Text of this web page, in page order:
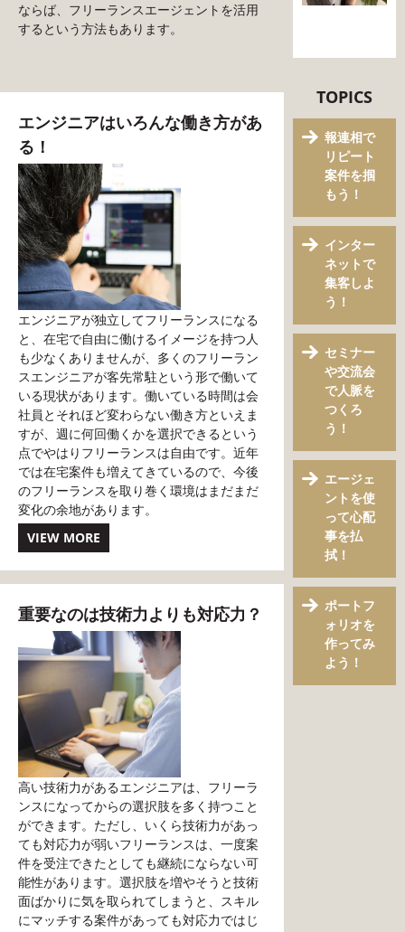
ならば、フリーランスエージェントを活用
するという方法もあります。
エンジニアはいろんな働き方があ
る！
エンジニアが独立してフリーランスになる
と、在宅で自由に働けるイメージを持つ人
も少なくありませんが、多くのフリーラン
スエンジニアが客先常駐という形で働いて
いる現状があります。働いている時間は会
社員とそれほど変わらない働き方といえま
すが、週に何回働くかを選択できるという
点でやはりフリーランスは自由です。近年
では在宅案件も増えてきているので、今後
のフリーランスを取り巻く環境はまだまだ
変化の余地があります。
VIEW MORE
重要なのは技術力よりも対応力？
高い技術力があるエンジニアは、フリーラ
ンスになってからの選択肢を多く持つこと
ができます。ただし、いくら技術力があっ
ても対応力が弱いフリーランスは、一度案
件を受注できたとしても継続にならない可
能性があります。選択肢を増やそうと技術
面ばかりに気を取られてしまうと、スキル
にマッチする案件があっても対応力ではじ
TOPICS
報連相で
リピート
案件を掴
もう！
インター
ネットで
集客しよ
う！
セミナー
や交流会
で人脈を
つくろ
う！
エージェ
ントを使
って心配
事を払
拭！
ポートフ
ォリオを
作ってみ
よう！